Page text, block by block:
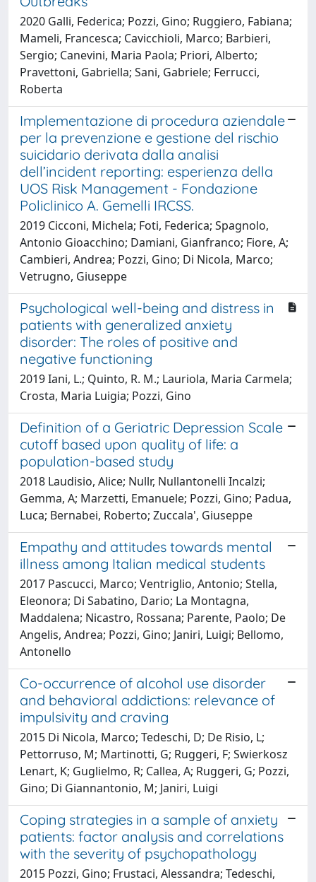
2020 Galli, Federica; Pozzi, Gino; Ruggiero, Fabiana;
Mameli, Francesca; Cavicchioli, Marco; Barbieri,
Sergio; Canevini, Maria Paola; Priori, Alberto;
Pravettoni, Gabriella; Sani, Gabriele; Ferrucci,
Roberta
Implementazione di procedura aziendale
per la prevenzione e gestione del rischio
suicidario derivata dalla analisi
dell’incident reporting: esperienza della
UOS Risk Management - Fondazione
Policlinico A. Gemelli IRCSS.
2019 Cicconi, Michela; Foti, Federica; Spagnolo,
Antonio Gioacchino; Damiani, Gianfranco; Fiore, A;
Cambieri, Andrea; Pozzi, Gino; Di Nicola, Marco;
Vetrugno, Giuseppe
Psychological well-being and distress in
patients with generalized anxiety
disorder: The roles of positive and
negative functioning
2019 Iani, L.; Quinto, R. M.; Lauriola, Maria Carmela;
Crosta, Maria Luigia; Pozzi, Gino
Definition of a Geriatric Depression Scale
cutoff based upon quality of life: a
population-based study
2018 Laudisio, Alice; Nullr, Nullantonelli Incalzi;
Gemma, A; Marzetti, Emanuele; Pozzi, Gino; Padua,
Luca; Bernabei, Roberto; Zuccala', Giuseppe
Empathy and attitudes towards mental
illness among Italian medical students
2017 Pascucci, Marco; Ventriglio, Antonio; Stella,
Eleonora; Di Sabatino, Dario; La Montagna,
Maddalena; Nicastro, Rossana; Parente, Paolo; De
Angelis, Andrea; Pozzi, Gino; Janiri, Luigi; Bellomo,
Antonello
Co-occurrence of alcohol use disorder
and behavioral addictions: relevance of
impulsivity and craving
2015 Di Nicola, Marco; Tedeschi, D; De Risio, L;
Pettorruso, M; Martinotti, G; Ruggeri, F; Swierkosz
Lenart, K; Guglielmo, R; Callea, A; Ruggeri, G; Pozzi,
Gino; Di Giannantonio, M; Janiri, Luigi
Coping strategies in a sample of anxiety
patients: factor analysis and correlations
with the severity of psychopathology
2015 Pozzi, Gino; Frustaci, Alessandra; Tedeschi,